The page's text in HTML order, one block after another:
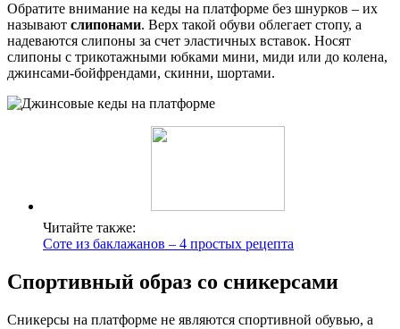
Обратите внимание на кеды на платформе без шнурков – их
называют слипонами. Верх такой обуви облегает стопу, а
надеваются слипоны за счет эластичных вставок. Носят
слипоны с трикотажными юбками мини, миди или до колена,
джинсами-бойфрендами, скинни, шортами.
Читайте также:
Соте из баклажанов – 4 простых рецепта
Спортивный образ со сникерсами
Сникерсы на платформе не являются спортивной обувью, а